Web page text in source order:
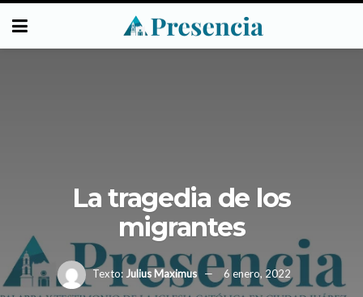
La tragedia de los
migrantes
Texto: Julius Maximus 6 enero, 2022